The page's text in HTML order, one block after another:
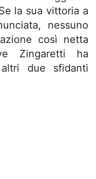
la sua vittoria a
nessuno
così netta
Zingaretti ha
due sfidanti